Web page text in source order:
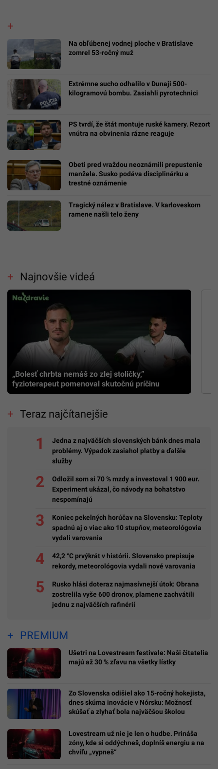
Na obľúbenej vodnej ploche v Bratislave
zomrel 53-ročný muž
Extrémne sucho odhalilo v Dunaji 500-
kilogramovú bombu. Zasiahli pyrotechnici
PS tvrdí, že štát montuje ruské kamery. Rezort
vnútra na obvinenia rázne reaguje
Obeti pred vraždou neoznámili prepustenie
manžela. Susko podáva disciplinárku a
trestné oznámenie
Tragický nález v Bratislave. V karloveskom
ramene našli telo ženy
Najnovšie videá
„Bolesť chrbta nemáš zo zlej stoličky,”
fyzioterapeut pomenoval skutočnú príčinu
Teraz najčítanejšie
Jedna z najväčších slovenských bánk dnes mala
problémy. Výpadok zasiahol platby a ďalšie
služby
Odložil som si 70 % mzdy a investoval 1 900 eur.
Experiment ukázal, čo návody na bohatstvo
nespomínajú
Koniec pekelných horúčav na Slovensku: Teploty
spadnú aj o viac ako 10 stupňov, meteorológovia
vydali varovania
42,2 °C prvýkrát v histórii. Slovensko prepisuje
rekordy, meteorológovia vydali nové varovania
Rusko hlási doteraz najmasívnejší útok: Obrana
zostrelila vyše 600 dronov, plamene zachvátili
jednu z najväčších rafinérií
PREMIUM
Ušetri na Lovestream festivale: Naši čitatelia
majú až 30 % zľavu na všetky lístky
Zo Slovenska odišiel ako 15-ročný hokejista,
dnes skúma inovácie v Nórsku: Možnosť
skúšať a zlyhať bola najväčšou školou
Lovestream už nie je len o hudbe. Prináša
zóny, kde si oddýchneš, doplníš energiu a na
chvíľu „vypneš“